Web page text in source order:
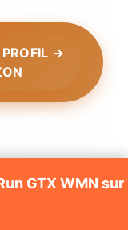
PROFIL →
GTX WMN sur